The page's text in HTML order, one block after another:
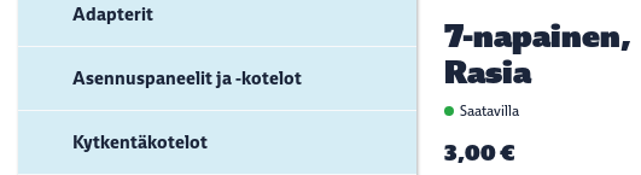
Adapterit
Asennuspaneelit ja -kotelot
Kytkentäkotelot
7-napainen,
Rasia
Saatavilla
3,00 €